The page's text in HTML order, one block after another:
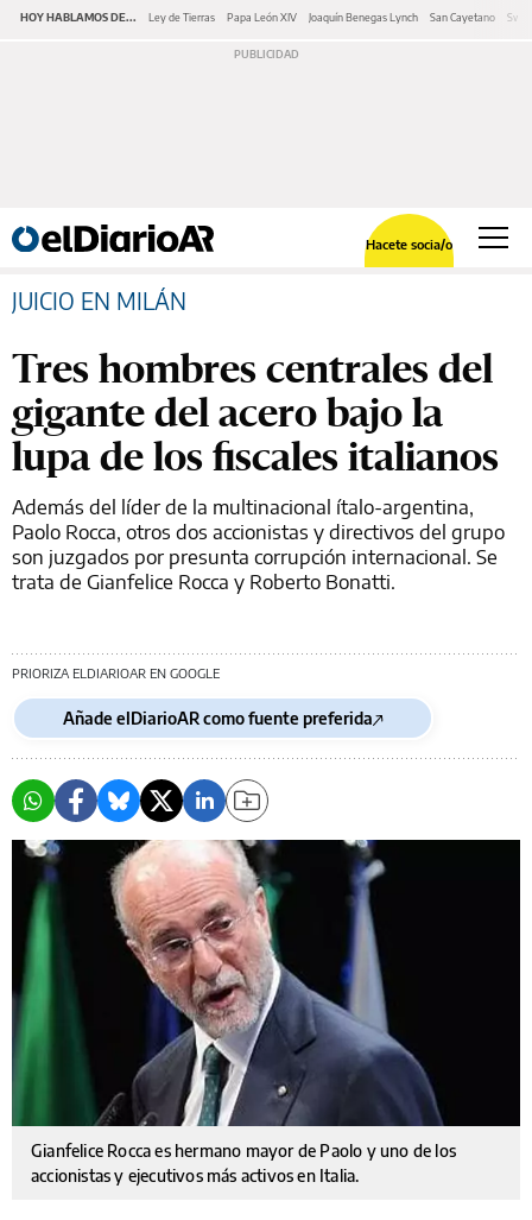
HOY HABLAMOS DE... Ley de Tierras Papa León XIV Joaquín Benegas Lynch San Cayetano
Hacete socia/o
JUICIO EN MILÁN
Tres hombres centrales del
gigante del acero bajo la
lupa de los fiscales italianos
Además del líder de la multinacional ítalo-argentina,
Paolo Rocca, otros dos accionistas y directivos del grupo
son juzgados por presunta corrupción internacional. Se
trata de Gianfelice Rocca y Roberto Bonatti.
PRIORIZA ELDIARIOAR EN GOOGLE
Añade elDiarioAR como fuente preferida
Gianfelice Rocca es hermano mayor de Paolo y uno de los
accionistas y ejecutivos más activos en Italia.